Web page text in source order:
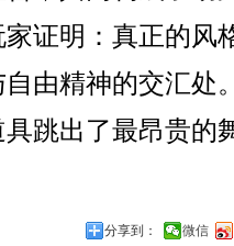
证明：真正的风
由精神的交汇处
跳出了最昂贵的
分享到：
微信